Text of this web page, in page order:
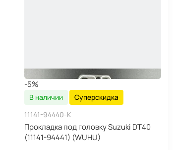
-5%
В наличии
Суперскидка
11141-94440-K
Прокладка под головку Suzuki DT40
(11141-94441) (WUHU)